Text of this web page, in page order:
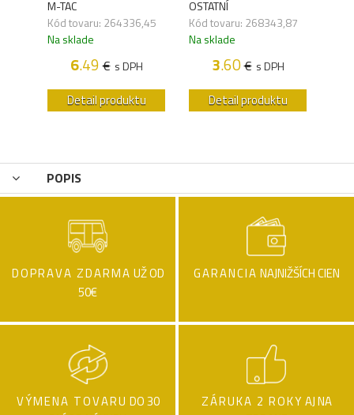
M-TAC
Kód tovaru: 264336,45
Na sklade
6.49€ s DPH
Detail produktu
OSTATNÍ
Kód tovaru: 268343,87
Na sklade
3.60€ s DPH
Detail produktu
POPIS
DOPRAVA ZDARMA UŽ OD
50€
GARANCIA NAJNIŽŠÍCH CIEN
VÝMENA TOVARU DO 30
ZÁRUKA 2 ROKY AJ NA